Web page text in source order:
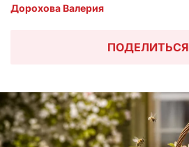
Дорохова Валерия
ПОДЕЛИТЬСЯ